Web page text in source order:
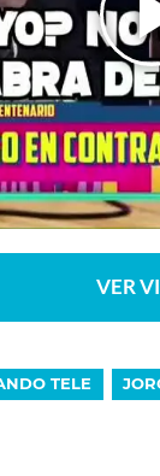
VER
TELE